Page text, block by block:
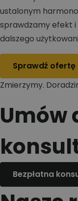
ustalonym
sprawdzamy efekt
dalszego
Sprawdź ofertę
Zmierzymy.
Umów
Bezpłatna